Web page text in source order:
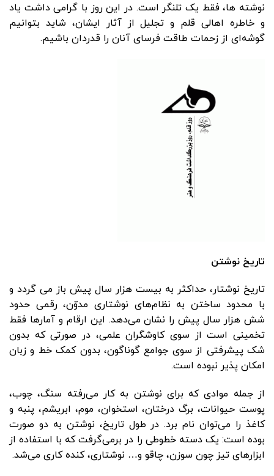
نوشته ها، فقط یک تلنگر است. در این روز با گرامی داشت یاد
و خاطره اهالی قلم و تجلیل از آثار ایشان، شاید بتوانیم
گوشه‌ای از زحمات طاقت فرسای آنان را قدردان باشیم.
تاریخ نوشتن
تاریخ نوشتار، حداکثر به بیست هزار سال پیش باز می گردد و
با محدود ساختن به نظام‌های نوشتاری مدوّن، رقمی حدود
شش هزار سال پیش را نشان می‌دهد. این ارقام و آمارها فقط
تخمینی است از سوی کاوشگران علمی، در صورتی که بدون
شک پیشرفتی از سوی جوامع گوناگون، بدون کمک خط و زبان
امکان پذیر نبوده است.
از جمله موادی که برای نوشتن به کار می‌رفته سنگ، چوب،
پوست حیوانات، برگ درختان، استخوان، موم، ابریشم، پنبه و
کاغذ را می‌توان نام برد. در طول تاریخ، نوشتن به دو صورت
بوده است: یک دسته خطوطی را در برمی‌گرفت که با استفاده از
ابزارهای تیز چون سوزن، چاقو و… نوشتاری، کنده کاری می‌شد.